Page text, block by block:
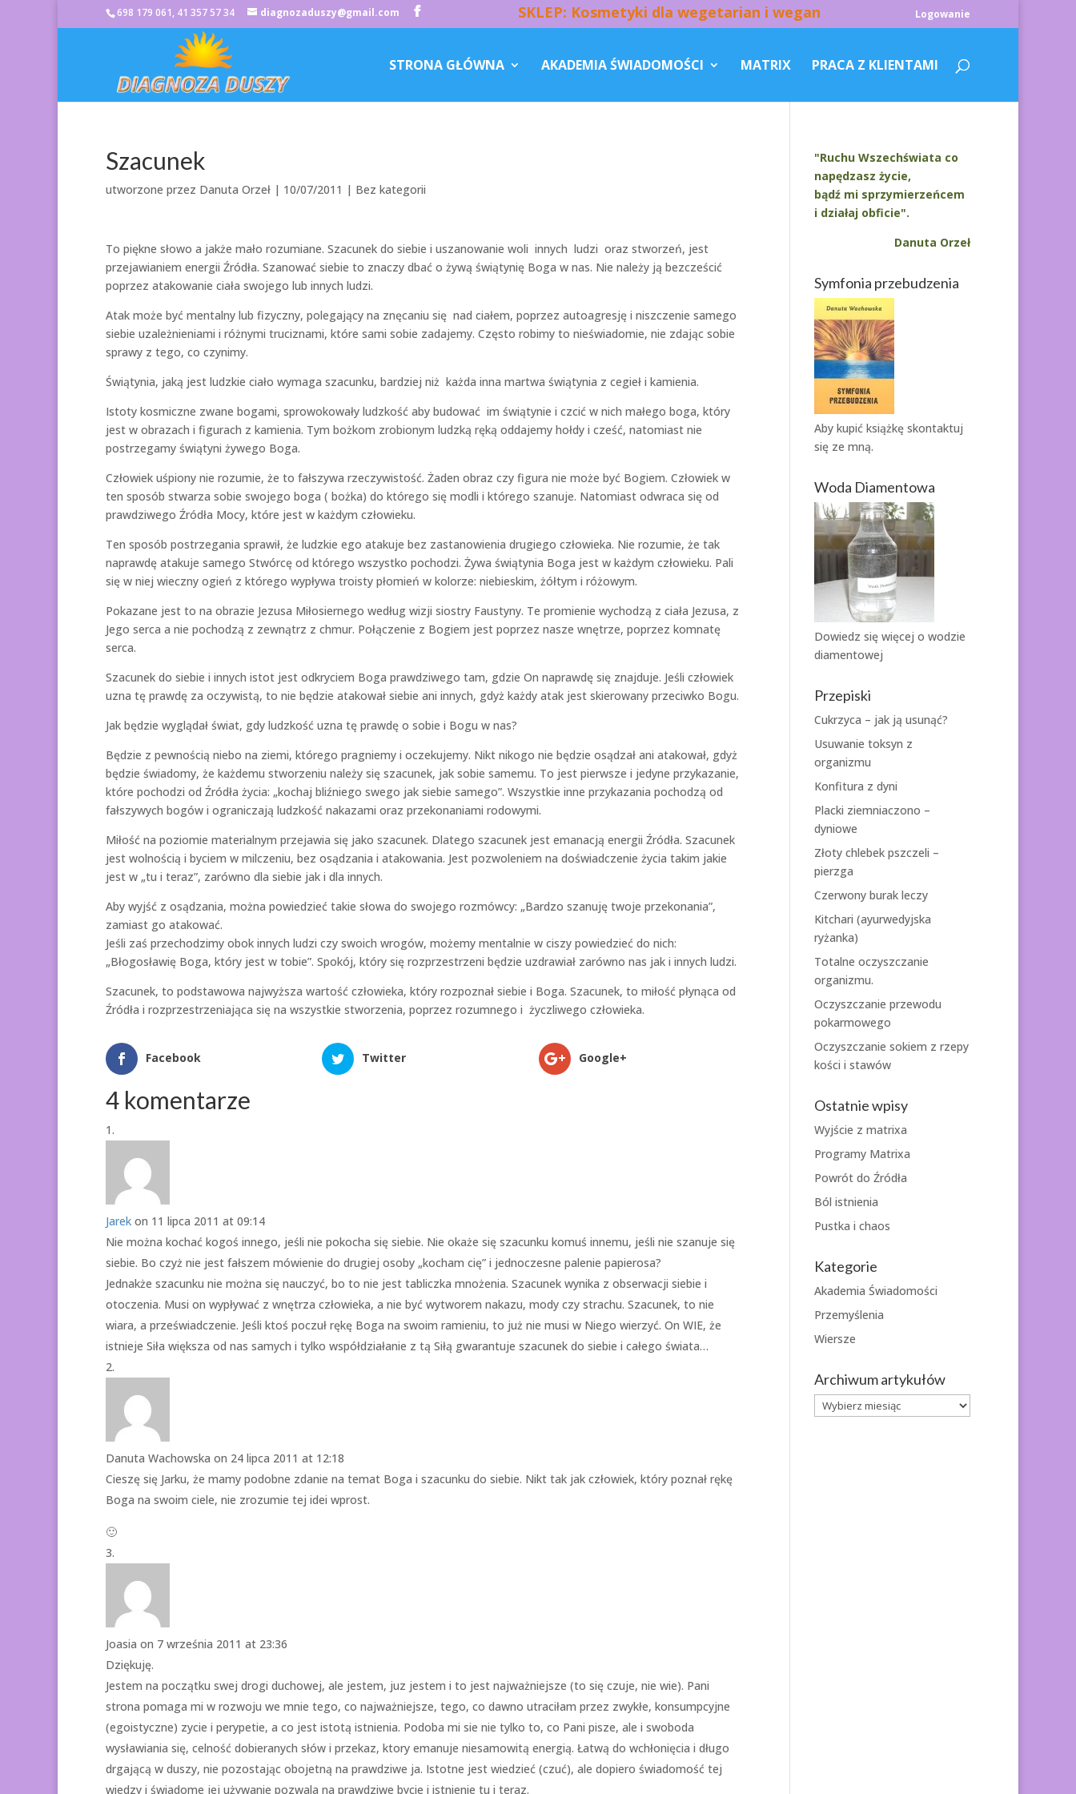
698 179 061, 41 357 57 34 diagnozaduszy@gmail.com SKLEP: Kosmetyki dla wegetarian i wegan Logowanie
STRONA GŁÓWNA AKADEMIA ŚWIADOMOŚCI MATRIX PRACA Z KLIENTAMI
Szacunek
utworzone przez Danuta Orzeł | 10/07/2011 | Bez kategorii
To piękne słowo a jakże mało rozumiane. Szacunek do siebie i uszanowanie woli innych ludzi oraz stworzeń, jest
przejawianiem energii Źródła. Szanować siebie to znaczy dbać o żywą świątynię Boga w nas. Nie należy ją bezcześcić
poprzez atakowanie ciała swojego lub innych ludzi.
Atak może być mentalny lub fizyczny, polegający na znęcaniu się nad ciałem, poprzez autoagresję i niszczenie samego
siebie uzależnieniami i różnymi truciznami, które sami sobie zadajemy. Często robimy to nieświadomie, nie zdając sobie
sprawy z tego, co czynimy.
Świątynia, jaką jest ludzkie ciało wymaga szacunku, bardziej niż każda inna martwa świątynia z cegieł i kamienia.
Istoty kosmiczne zwane bogami, sprowokowały ludzkość aby budować im świątynie i czcić w nich małego boga, który
jest w obrazach i figurach z kamienia. Tym bożkom zrobionym ludzką ręką oddajemy hołdy i cześć, natomiast nie
postrzegamy świątyni żywego Boga.
Człowiek uśpiony nie rozumie, że to fałszywa rzeczywistość. Żaden obraz czy figura nie może być Bogiem. Człowiek w
ten sposób stwarza sobie swojego boga ( bożka) do którego się modli i którego szanuje. Natomiast odwraca się od
prawdziwego Źródła Mocy, które jest w każdym człowieku.
Ten sposób postrzegania sprawił, że ludzkie ego atakuje bez zastanowienia drugiego człowieka. Nie rozumie, że tak
naprawdę atakuje samego Stwórcę od którego wszystko pochodzi. Żywa świątynia Boga jest w każdym człowieku. Pali
się w niej wieczny ogień z którego wypływa troisty płomień w kolorze: niebieskim, żółtym i różowym.
Pokazane jest to na obrazie Jezusa Miłosiernego według wizji siostry Faustyny. Te promienie wychodzą z ciała Jezusa, z
Jego serca a nie pochodzą z zewnątrz z chmur. Połączenie z Bogiem jest poprzez nasze wnętrze, poprzez komnatę
serca.
Szacunek do siebie i innych istot jest odkryciem Boga prawdziwego tam, gdzie On naprawdę się znajduje. Jeśli człowiek
uzna tę prawdę za oczywistą, to nie będzie atakował siebie ani innych, gdyż każdy atak jest skierowany przeciwko Bogu.
Jak będzie wyglądał świat, gdy ludzkość uzna tę prawdę o sobie i Bogu w nas?
Będzie z pewnością niebo na ziemi, którego pragniemy i oczekujemy. Nikt nikogo nie będzie osądzał ani atakował, gdyż
będzie świadomy, że każdemu stworzeniu należy się szacunek, jak sobie samemu. To jest pierwsze i jedyne przykazanie,
które pochodzi od Źródła życia: „kochaj bliźniego swego jak siebie samego”. Wszystkie inne przykazania pochodzą od
fałszywych bogów i ograniczają ludzkość nakazami oraz przekonaniami rodowymi.
Miłość na poziomie materialnym przejawia się jako szacunek. Dlatego szacunek jest emanacją energii Źródła. Szacunek
jest wolnością i byciem w milczeniu, bez osądzania i atakowania. Jest pozwoleniem na doświadczenie życia takim jakie
jest w „tu i teraz”, zarówno dla siebie jak i dla innych.
Aby wyjść z osądzania, można powiedzieć takie słowa do swojego rozmówcy: „Bardzo szanuję twoje przekonania”,
zamiast go atakować.
Jeśli zaś przechodzimy obok innych ludzi czy swoich wrogów, możemy mentalnie w ciszy powiedzieć do nich:
„Błogosławię Boga, który jest w tobie”. Spokój, który się rozprzestrzeni będzie uzdrawiał zarówno nas jak i innych ludzi.
Szacunek, to podstawowa najwyższa wartość człowieka, który rozpoznał siebie i Boga. Szacunek, to miłość płynąca od
Źródła i rozprzestrzeniająca się na wszystkie stworzenia, poprzez rozumnego i życzliwego człowieka.
Facebook Twitter Google+
4 komentarze
Jarek on 11 lipca 2011 at 09:14
Nie można kochać kogoś innego, jeśli nie pokocha się siebie. Nie okaże się szacunku komuś innemu, jeśli nie szanuje się
siebie. Bo czyż nie jest fałszem mówienie do drugiej osoby „kocham cię” i jednoczesne palenie papierosa?
Jednakże szacunku nie można się nauczyć, bo to nie jest tabliczka mnożenia. Szacunek wynika z obserwacji siebie i
otoczenia. Musi on wypływać z wnętrza człowieka, a nie być wytworem nakazu, mody czy strachu. Szacunek, to nie
wiara, a przeświadczenie. Jeśli ktoś poczuł rękę Boga na swoim ramieniu, to już nie musi w Niego wierzyć. On WIE, że
istnieje Siła większa od nas samych i tylko współdziałanie z tą Siłą gwarantuje szacunek do siebie i całego świata…
Danuta Wachowska on 24 lipca 2011 at 12:18
Cieszę się Jarku, że mamy podobne zdanie na temat Boga i szacunku do siebie. Nikt tak jak człowiek, który poznał rękę
Boga na swoim ciele, nie zrozumie tej idei wprost.
🙂
Joasia on 7 września 2011 at 23:36
Dziękuję.
Jestem na początku swej drogi duchowej, ale jestem, juz jestem i to jest najważniejsze (to się czuje, nie wie). Pani
strona pomaga mi w rozwoju we mnie tego, co najważniejsze, tego, co dawno utraciłam przez zwykłe, konsumpcyjne
(egoistyczne) zycie i perypetie, a co jest istotą istnienia. Podoba mi sie nie tylko to, co Pani pisze, ale i swoboda
wysławiania się, celność dobieranych słów i przekaz, ktory emanuje niesamowitą energią. Łatwą do wchłonięcia i długo
drgającą w duszy, nie pozostając obojetną na prawdziwe ja. Istotne jest wiedzieć (czuć), ale dopiero świadomość tej
wiedzy i świadome jej używanie pozwala na prawdziwe bycie i istnienie tu i teraz.
"Ruchu Wszechświata co
napędzasz życie,
bądź mi sprzymierzeńcem
i działaj obficie".
Danuta Orzeł
Symfonia przebudzenia
Aby kupić książkę skontaktuj
się ze mną.
Woda Diamentowa
Dowiedz się więcej o wodzie
diamentowej
Przepiski
Cukrzyca – jak ją usunąć?
Usuwanie toksyn z
organizmu
Konfitura z dyni
Placki ziemniaczono –
dyniowe
Złoty chlebek pszczeli –
pierzga
Czerwony burak leczy
Kitchari (ayurwedyjska
ryżanka)
Totalne oczyszczanie
organizmu.
Oczyszczanie przewodu
pokarmowego
Oczyszczanie sokiem z rzepy
kości i stawów
Ostatnie wpisy
Wyjście z matrixa
Programy Matrixa
Powrót do Źródła
Ból istnienia
Pustka i chaos
Kategorie
Akademia Świadomości
Przemyślenia
Wiersze
Archiwum artykułów
Archiwum
artykułów